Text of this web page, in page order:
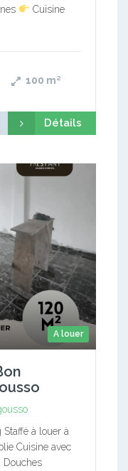
Cuisine
100 m²
Détails
A louer
à louer à
Cuisine avec
Douches